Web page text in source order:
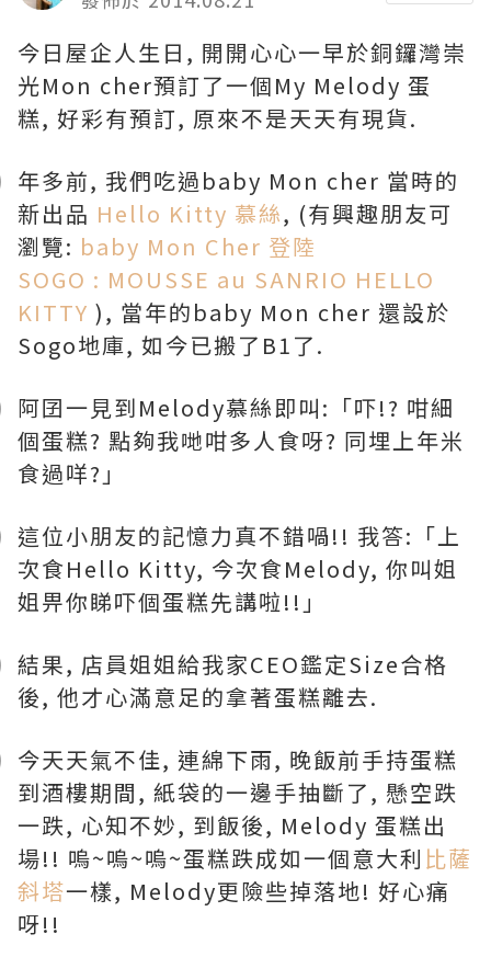
今日屋企人生日, 開開心心一早於銅鑼灣崇
光Mon cher預訂了一個My Melody 蛋
糕, 好彩有預訂, 原來不是天天有現貨.
年多前, 我們吃過baby Mon cher 當時的
新出品 Hello Kitty 慕絲, (有興趣朋友可
瀏覽: baby Mon Cher 登陸
SOGO : MOUSSE au SANRIO HELLO
KITTY ), 當年的baby Mon cher 還設於
Sogo地庫, 如今已搬了B1了.
阿囝一見到Melody慕絲即叫:「吓!? 咁細
個蛋糕? 點夠我哋咁多人食呀? 同埋上年米
食過咩?」
這位小朋友的記憶力真不錯喎!! 我答:「上
次食Hello Kitty, 今次食Melody, 你叫姐
姐畀你睇吓個蛋糕先講啦!!」
結果, 店員姐姐給我家CEO鑑定Size合格
後, 他才心滿意足的拿著蛋糕離去.
今天天氣不佳, 連綿下雨, 晚飯前手持蛋糕
到酒樓期間, 紙袋的一邊手抽斷了, 懸空跌
一跌, 心知不妙, 到飯後, Melody 蛋糕出
場!! 嗚~嗚~嗚~蛋糕跌成如一個意大利 比薩
斜塔一樣, Melody更險些掉落地! 好心痛
呀!!